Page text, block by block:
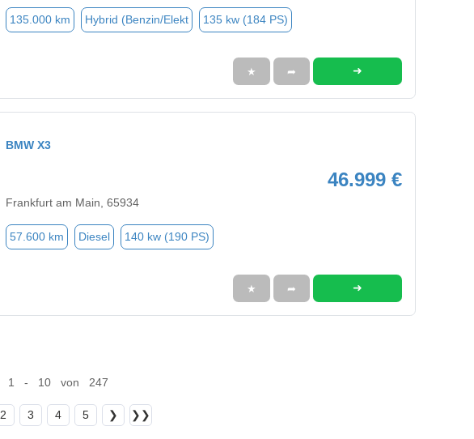
135.000 km Hybrid (Benzin/Elekt 135 kw (184 PS)
★ ➦ ➜
BMW X3
46.999 €
Frankfurt am Main, 65934
57.600 km Diesel 140 kw (190 PS)
★ ➦ ➜
1 - 10 von 247
2 3 4 5 ❯ ❯❯